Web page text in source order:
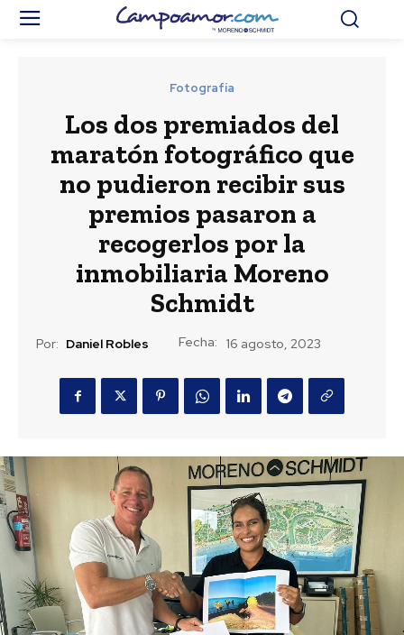
Fotografía
Los dos premiados del
maratón fotográfico que
no pudieron recibir sus
premios pasaron a
recogerlos por la
inmobiliaria Moreno
Schmidt
Por: Daniel Robles Fecha: 16 agosto, 2023